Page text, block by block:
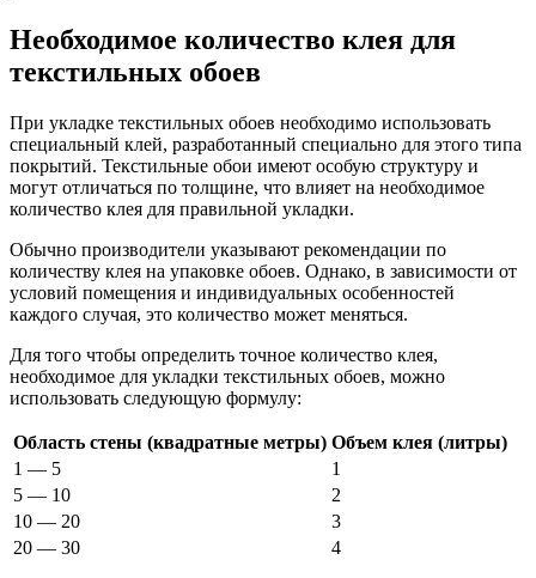
Необходимое количество клея для
текстильных обоев
При укладке текстильных обоев необходимо использовать
специальный клей, разработанный специально для этого типа
покрытий. Текстильные обои имеют особую структуру и
могут отличаться по толщине, что влияет на необходимое
количество клея для правильной укладки.
Обычно производители указывают рекомендации по
количеству клея на упаковке обоев. Однако, в зависимости от
условий помещения и индивидуальных особенностей
каждого случая, это количество может меняться.
Для того чтобы определить точное количество клея,
необходимое для укладки текстильных обоев, можно
использовать следующую формулу:
Область стены (квадратные метры) Объем клея (литры)
1 — 5
1
5 — 10
2
10 — 20
3
20 — 30
4